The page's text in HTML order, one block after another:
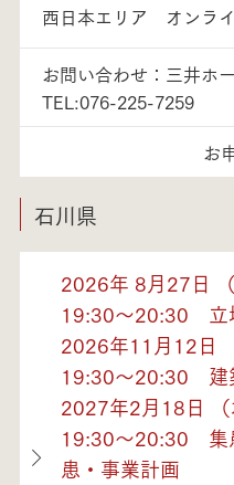
西日本エリア オンラ
お問い合わせ：三井ホ
TEL:076-225-7259
お
石川県
2026年 8月27日 （
19:30～20:30 立
2026年11月12日
19:30～20:30 建
2027年2月18日 （
19:30～20:30 集
患・事業計画